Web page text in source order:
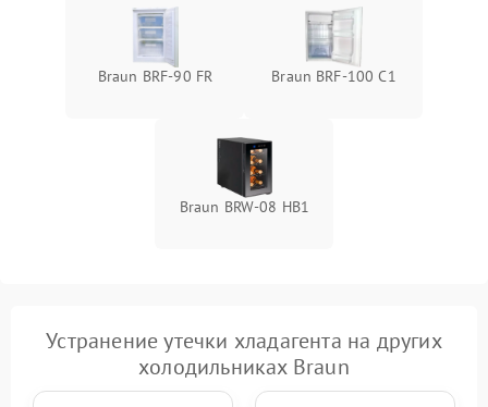
Braun BRF-90 FR Braun BRF-100 C1
Braun BRW-08 HB1
Устранение утечки хладагента на других
холодильниках Braun